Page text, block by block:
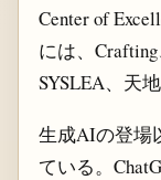
Center of
には、Crafting
SYSLEA、天
生成AIの登場
ている。